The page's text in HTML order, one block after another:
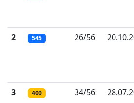
2
545 26/56
3
400 34/56